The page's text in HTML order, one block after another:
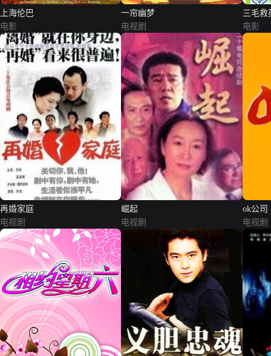
上海伦巴
电影
一帘幽梦
电视剧
三毛救
电影
再婚家庭
电视剧
崛起
电视剧
ok公司
电视剧